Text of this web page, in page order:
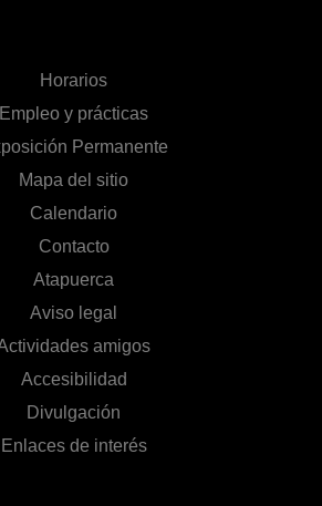
Horarios
Empleo y prácticas
Permanente
Mapa del sitio
Calendario
Contacto
Atapuerca
Aviso legal
amigos
Accesibilidad
Divulgación
Enlaces de interés